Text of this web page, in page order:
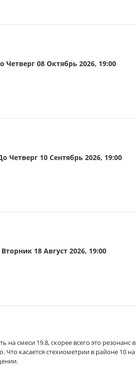
Четверг 08 Октябрь 2026, 19:00
Четверг 10 Сентябрь 2026, 19:00
Вторник 18 Август 2026, 19:00
на смеси 19.8, скорее всего это резонанс
Что касается стехиометрии в районе 10